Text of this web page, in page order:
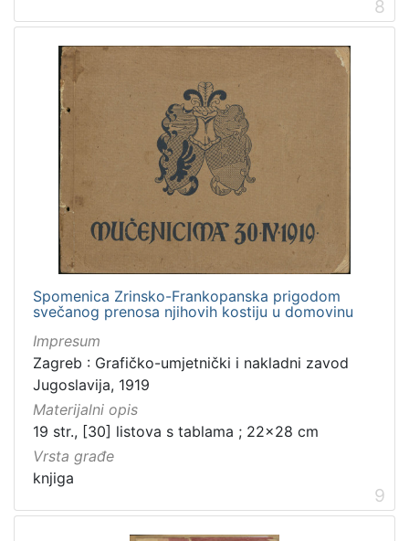
8
Spomenica Zrinsko-Frankopanska prigodom
svečanog prenosa njihovih kostiju u domovinu
Impresum
Zagreb : Grafičko-umjetnički i nakladni zavod
Jugoslavija, 1919
Materijalni opis
19 str., [30] listova s tablama ; 22x28 cm
Vrsta građe
knjiga
9